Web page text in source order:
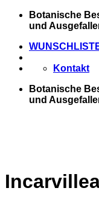
Zum
Botanische
und
Kontakt
Botanische
und